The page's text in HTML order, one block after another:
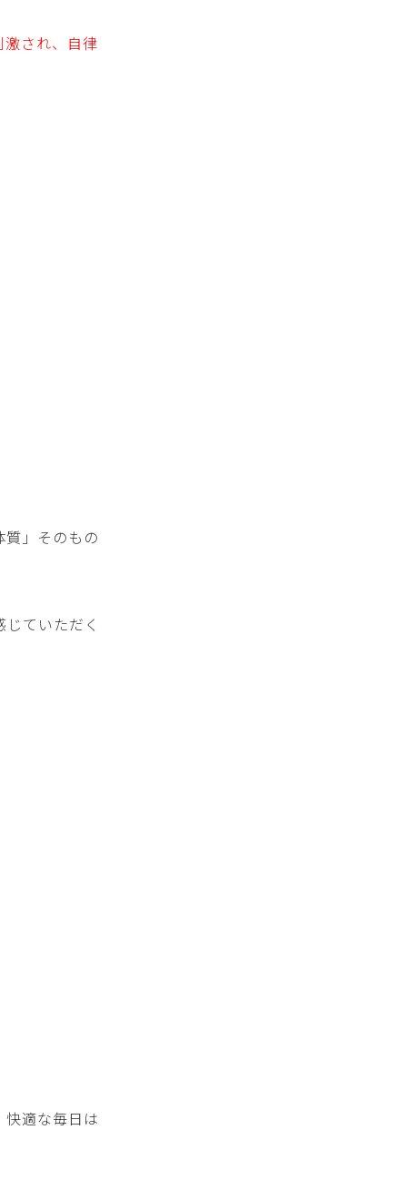
され、自律
」そのもの
ていただく
適な毎日は